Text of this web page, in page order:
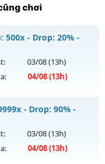
chơi
500x - Drop: 20% -
03/08(13h)
04/08(13h)
Hút Máu AE ơi
- Drop: 90% -
03/08(13h)
04/08(13h)